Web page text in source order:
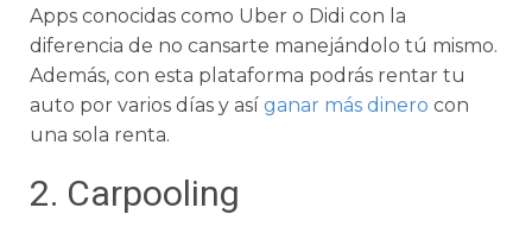
Apps conocidas como Uber o Didi con la
diferencia de no cansarte manejándolo tú mismo.
Además, con esta plataforma podrás rentar tu
auto por varios días y así ganar más dinero con
una sola renta.
2. Carpooling